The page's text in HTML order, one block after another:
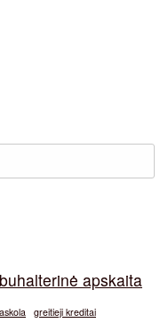
buhalterinė apskaita
greitieji kreditai